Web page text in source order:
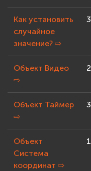
Как установить
случайное
значение? ⇨
3
Объект Видео
⇨
2
Объект Таймер
⇨
3
Объект
Система
координат ⇨
1